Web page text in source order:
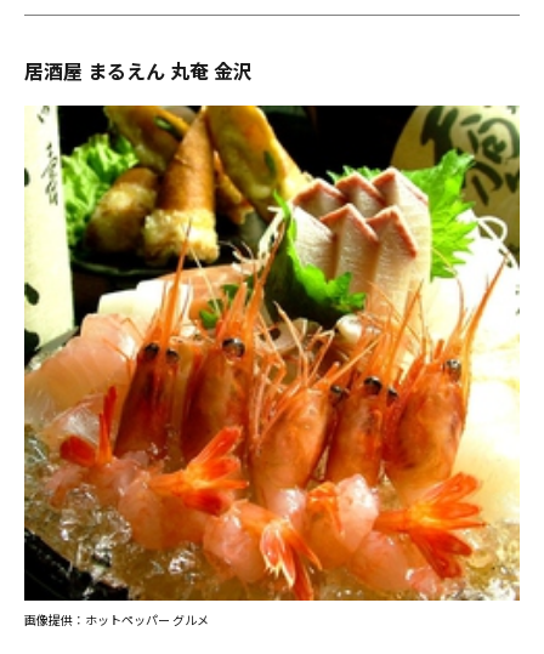
居酒屋 まるえん 丸奄 金沢
画像提供：ホットペッパー グルメ